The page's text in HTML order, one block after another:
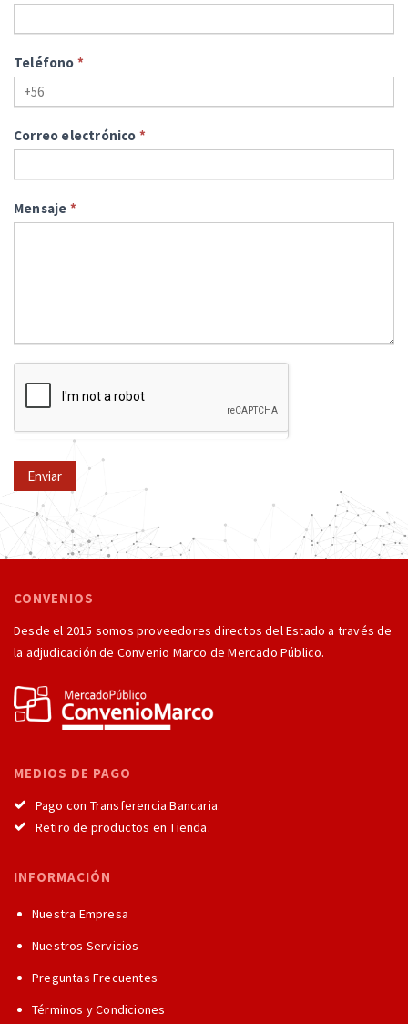
Teléfono *
Correo electrónico *
Mensaje *
Enviar
CONVENIOS
Desde el 2015 somos proveedores directos del Estado a través de
la adjudicación de Convenio Marco de Mercado Público.
MEDIOS DE PAGO
Pago con Transferencia Bancaria.
Retiro de productos en Tienda.
INFORMACIÓN
Nuestra Empresa
Nuestros Servicios
Preguntas Frecuentes
Términos y Condiciones